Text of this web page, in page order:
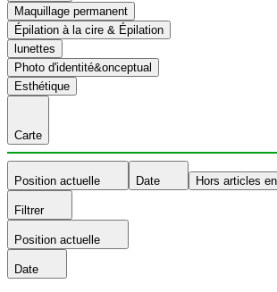
Maquillage permanent
Épilation à la cire & Épilation
lunettes
Photo d'identité&onceptual
Esthétique
Carte
Position actuelle Date Hors articles
Filtrer
Position actuelle
Date